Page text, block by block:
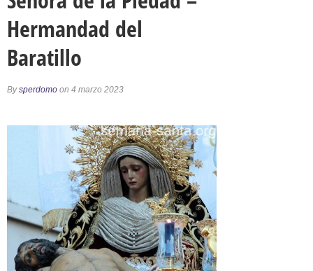
Hermandad del
Baratillo
Bysperdomo on 4 marzo 2023